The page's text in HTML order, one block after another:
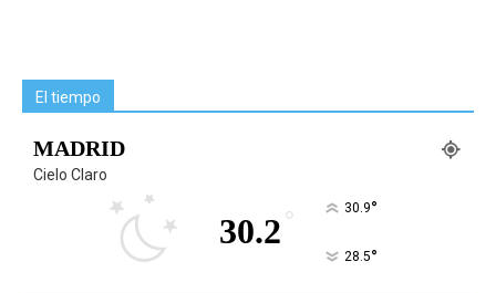
El tiempo
MADRID
Cielo Claro
30.2 ° 30.9°
28.5°